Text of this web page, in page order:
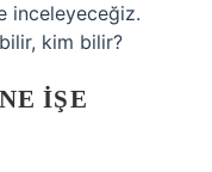
inceleyeceğiz.
kim bilir?
İŞE